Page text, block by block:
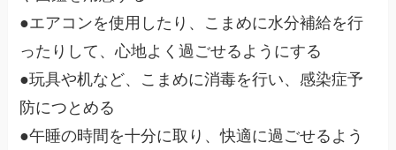
●エアコンを使用したり、こまめに水分補給を行
ったりして、心地よく過ごせるようにする
●玩具や机など、こまめに消毒を行い、感染症予
防につとめる
●午睡の時間を十分に取り、快適に過ごせるよう